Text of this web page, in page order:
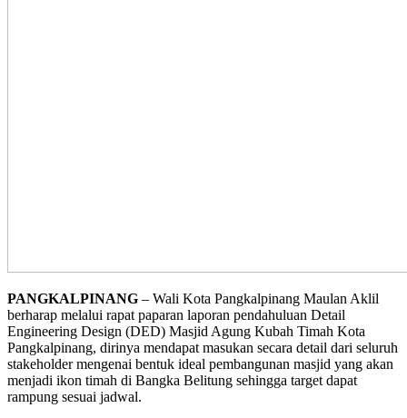
PANGKALPINANG – Wali Kota Pangkalpinang Maulan Aklil
berharap melalui rapat paparan laporan pendahuluan Detail
Engineering Design (DED) Masjid Agung Kubah Timah Kota
Pangkalpinang, dirinya mendapat masukan secara detail dari seluruh
stakeholder mengenai bentuk ideal pembangunan masjid yang akan
menjadi ikon timah di Bangka Belitung sehingga target dapat
rampung sesuai jadwal.